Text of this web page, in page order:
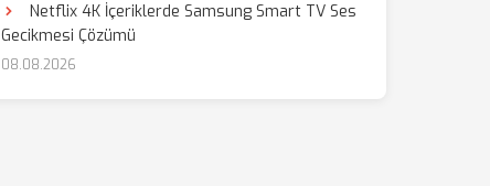
Netflix 4K İçeriklerde Samsung Smart TV Ses
Gecikmesi Çözümü
08.08.2026